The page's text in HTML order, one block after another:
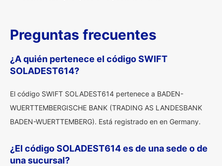
Preguntas frecuentes
¿A quién pertenece el código SWIFT
SOLADEST614?
El código SWIFT SOLADEST614 pertenece a BADEN-
WUERTTEMBERGISCHE BANK (TRADING AS LANDESBANK
BADEN-WUERTTEMBERG). Está registrado en en Germany.
¿El código SOLADEST614 es de una sede o de
una sucursal?